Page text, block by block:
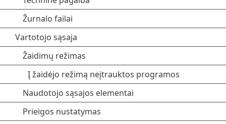
Žurnalo failai
Vartotojo sąsaja
Žaidimų režimas
Į žaidėjo režimą neįtrauktos programos
Naudotojo sąsajos elementai
Prieigos nustatymas